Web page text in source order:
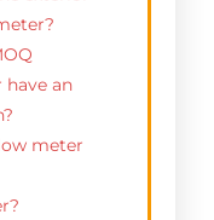
have an
meter